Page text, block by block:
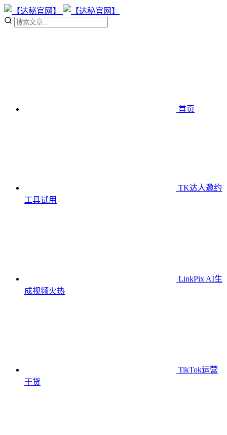
首页
TK达人邀约
工具试用
LinkPix AI生
成视频火热
TikTok运营
干货